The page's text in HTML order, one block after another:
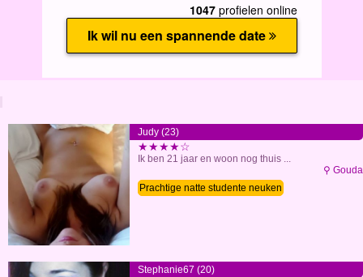
Judy (23)
★★★★☆
Ik ben 21 jaar en woon nog thuis ...
⚲ Gouda
Prachtige natte studente neuken
Stephanie67 (20)